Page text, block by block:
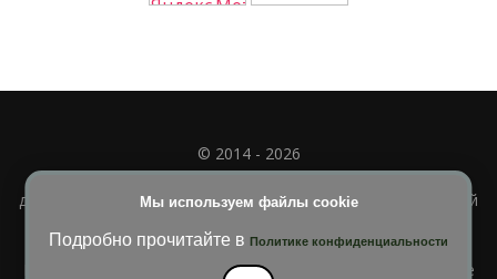
Мы используем файлы cookie
Подробно прочитайте в Политике конфиденциальности
© 2014 - 2026
Полное или частичное использование материала
допускается только при наличии активной и индексируемой
Blossom Diva | РазработанаТемы Blossom . На платформе